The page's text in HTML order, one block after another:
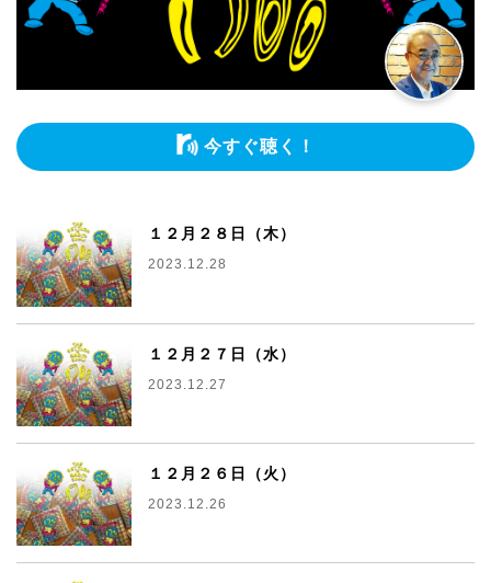
今すぐ聴く！
１２月２８日（木）
2023.12.28
１２月２７日（水）
2023.12.27
１２月２６日（火）
2023.12.26